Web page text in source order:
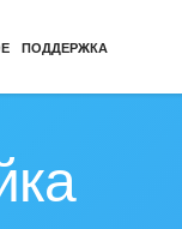
ПОДДЕРЖКА